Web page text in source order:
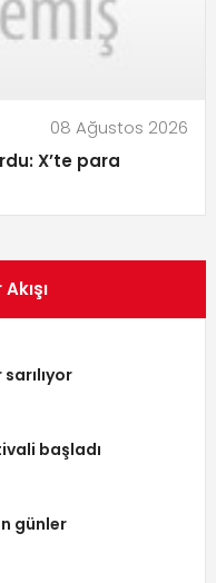
08 Ağustos 2026
X’te para
başladı
günler